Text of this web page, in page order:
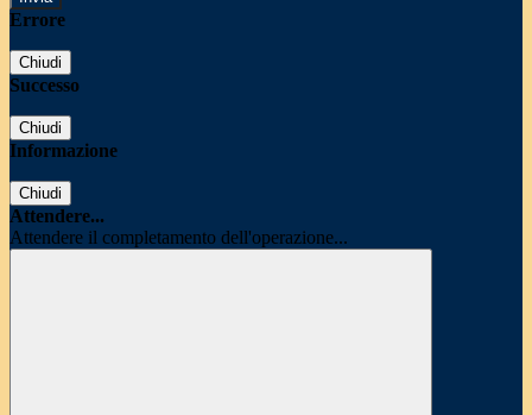
Errore
Chiudi
Successo
Chiudi
Informazione
Chiudi
Attendere...
Attendere il completamento dell'operazione...